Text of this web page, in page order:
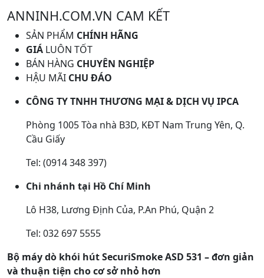
ANNINH.COM.VN CAM KẾT
SẢN PHẨM CHÍNH HÃNG
GIÁ LUÔN TỐT
BÁN HÀNG CHUYÊN NGHIỆP
HẬU MÃI CHU ĐÁO
CÔNG TY TNHH THƯƠNG MẠI & DỊCH VỤ IPCA
Phòng 1005 Tòa nhà B3D, KĐT Nam Trung Yên, Q.
Cầu Giấy
Tel: (0914 348 397)
Chi nhánh tại Hồ Chí Minh
Lô H38, Lương Định Của, P.An Phú, Quận 2
Tel: 032 697 5555
Bộ máy dò khói hút SecuriSmoke ASD 531 – đơn giản
và thuận tiện cho cơ sở nhỏ hơn